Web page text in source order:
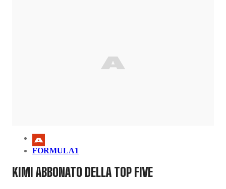
FORMULA1
KIMI ABBONATO DELLA TOP FIVE